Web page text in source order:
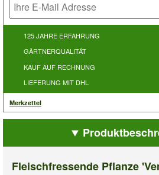
125 JAHRE ERFAHRUNG
GÄRTNERQUALITÄT
KAUF AUF RECHNUNG
LIEFERUNG MIT DHL
Merkzettel
Fleischfressende Pflanze